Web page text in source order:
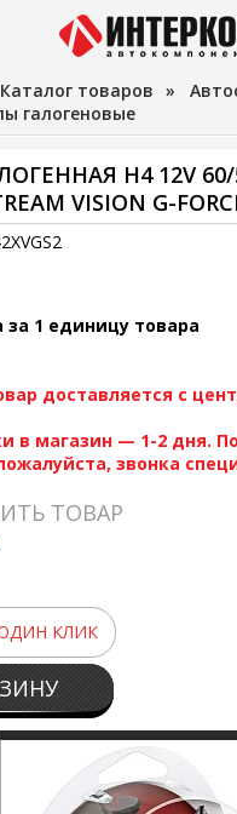
Каталог товаров »
галогеновые
H4 12V 60/
VISION G-
за 1 единицу товара
доставляется с
в магазин — 1-2 дня.
звонка
ТОВАР
КЛИК